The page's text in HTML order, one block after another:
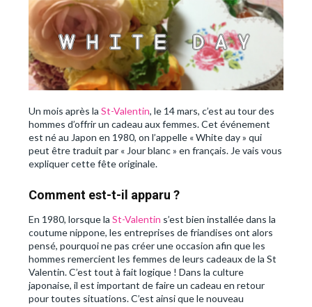
Un mois après la St-Valentin, le 14 mars, c’est au tour des
hommes d’offrir un cadeau aux femmes. Cet événement
est né au Japon en 1980, on l’appelle « White day » qui
peut être traduit par « Jour blanc » en français. Je vais vous
expliquer cette fête originale.
Comment est-t-il apparu ?
En 1980, lorsque la St-Valentin s’est bien installée dans la
coutume nippone, les entreprises de friandises ont alors
pensé, pourquoi ne pas créer une occasion afin que les
hommes remercient les femmes de leurs cadeaux de la St
Valentin. C’est tout à fait logique ! Dans la culture
japonaise, il est important de faire un cadeau en retour
pour toutes situations. C’est ainsi que le nouveau